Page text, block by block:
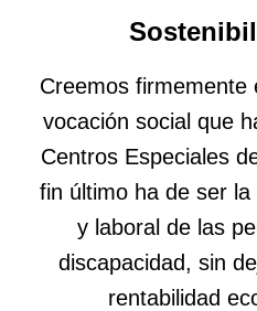
Creemos firmemente
vocación social que
Centros Especiales
fin último ha de ser la
y laboral de las
discapacidad, sin
rentabilidad